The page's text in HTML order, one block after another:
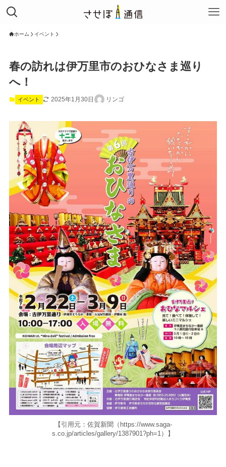
ホーム イベント
春の訪れは伊万里市のおひなさま巡り
へ！
イベント 2025年1月30日 リンゴ
【引用元：佐賀新聞（https://www.saga-
s.co.jp/articles/gallery/1387901?ph=1）】